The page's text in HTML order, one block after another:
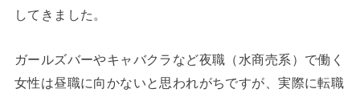
してきました。
ガールズバーやキャバクラなど夜職（水商売系）で働く
女性は昼職に向かないと思われがちですが、実際に転職